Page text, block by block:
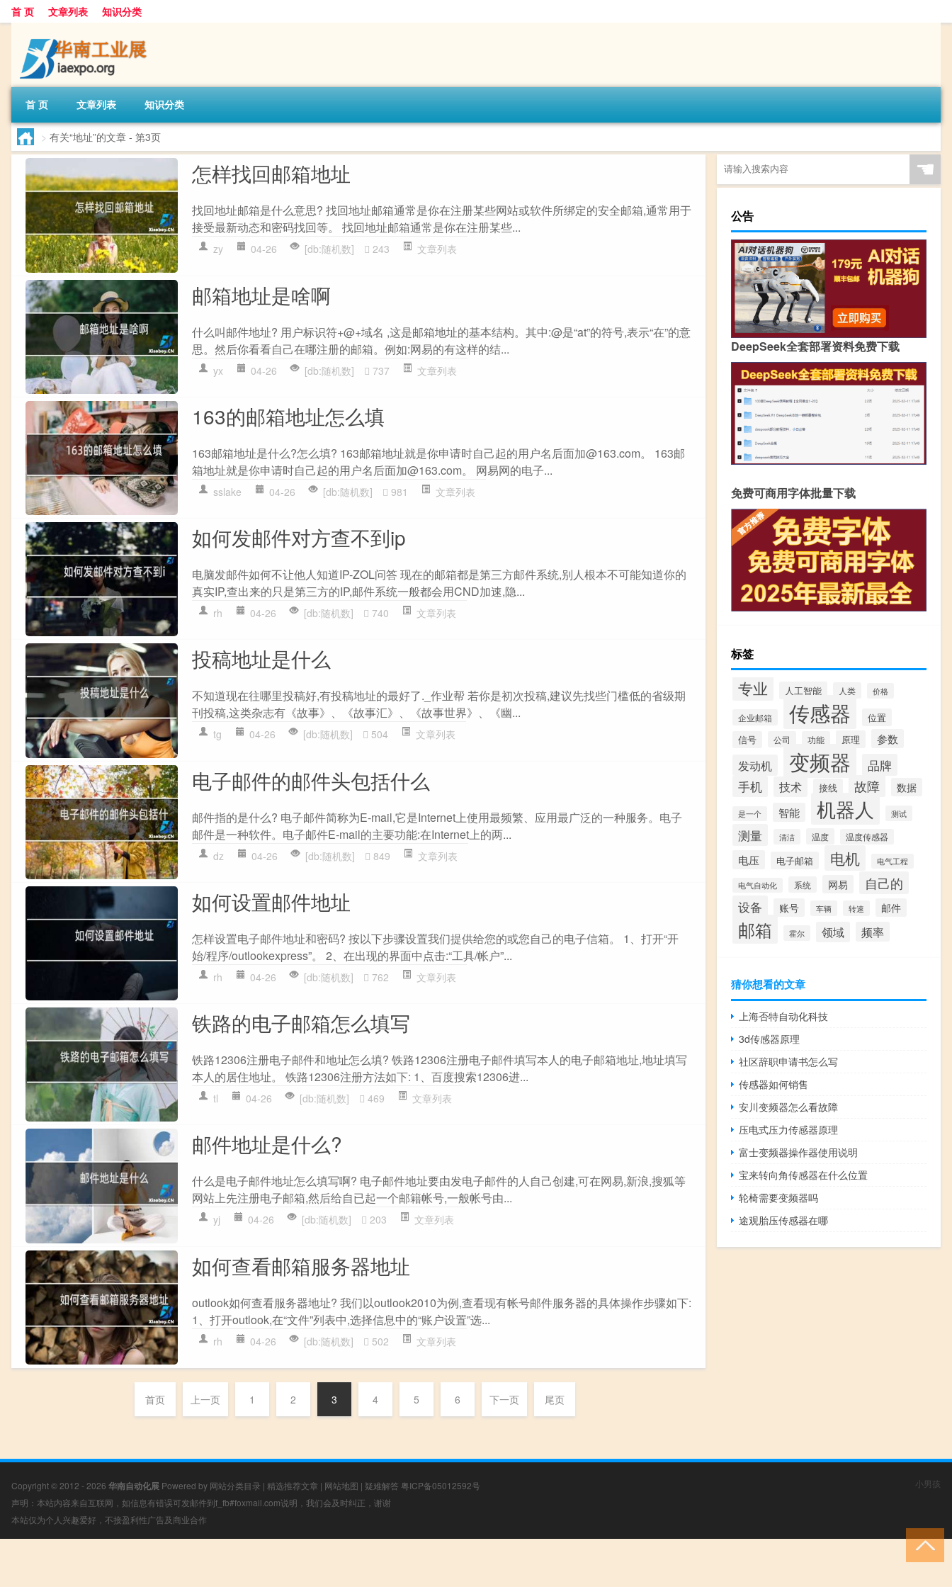
首 页 文章列表 知识分类
首 页 文章列表 知识分类
> 有关“地址”的文章 - 第3页
怎样找回邮箱地址
找回地址邮箱是什么意思? 找回地址邮箱通常是你在注册某些网站或软件所绑定的安全邮箱,通常用于
接受最新动态和密码找回等。 找回地址邮箱通常是你在注册某些...
zy 04-26 [db:随机数] 243 文章列表
邮箱地址是啥啊
什么叫邮件地址? 用户标识符+@+域名 ,这是邮箱地址的基本结构。其中:@是“at”的符号,表示“在”的意
思。然后你看看自己在哪注册的邮箱。例如:网易的有这样的结...
yx 04-26 [db:随机数] 737 文章列表
163的邮箱地址怎么填
163邮箱地址是什么?怎么填? 163邮箱地址就是你申请时自己起的用户名后面加@163.com。 163邮
箱地址就是你申请时自己起的用户名后面加@163.com。 网易网的电子...
sslake 04-26 [db:随机数] 981 文章列表
如何发邮件对方查不到ip
电脑发邮件如何不让他人知道IP-ZOL问答 现在的邮箱都是第三方邮件系统,别人根本不可能知道你的
真实IP,查出来的只是第三方的IP,邮件系统一般都会用CND加速,隐...
rh 04-26 [db:随机数] 740 文章列表
投稿地址是什么
不知道现在往哪里投稿好,有投稿地址的最好了._作业帮 若你是初次投稿,建议先找些门槛低的省级期
刊投稿,这类杂志有《故事》、《故事汇》、《故事世界》、《幽...
tg 04-26 [db:随机数] 504 文章列表
电子邮件的邮件头包括什么
邮件指的是什么? 电子邮件简称为E-mail,它是Internet上使用最频繁、应用最广泛的一种服务。电子
邮件是一种软件。电子邮件E-mail的主要功能:在Internet上的两...
dz 04-26 [db:随机数] 849 文章列表
如何设置邮件地址
怎样设置电子邮件地址和密码? 按以下步骤设置我们提供给您的或您自己的电子信箱。 1、打开“开
始/程序/outlookexpress”。 2、在出现的界面中点击:“工具/帐户”...
rh 04-26 [db:随机数] 762 文章列表
铁路的电子邮箱怎么填写
铁路12306注册电子邮件和地址怎么填? 铁路12306注册电子邮件填写本人的电子邮箱地址,地址填写
本人的居住地址。 铁路12306注册方法如下: 1、百度搜索12306进...
tl 04-26 [db:随机数] 469 文章列表
邮件地址是什么?
什么是电子邮件地址怎么填写啊? 电子邮件地址要由发电子邮件的人自己创建,可在网易,新浪,搜狐等
网站上先注册电子邮箱,然后给自已起一个邮籍帐号,一般帐号由...
yj 04-26 [db:随机数] 203 文章列表
如何查看邮箱服务器地址
outlook如何查看服务器地址? 我们以outlook2010为例,查看现有帐号邮件服务器的具体操作步骤如下:
1、打开outlook,在“文件”列表中,选择信息中的“账户设置”选...
rh 04-26 [db:随机数] 502 文章列表
首页 上一页 1 2 3 4 5 6 下一页 尾页
☚
公告
DeepSeek全套部署资料免费下载
免费可商用字体批量下载
标签
专业 人工智能 人类 价格
企业邮箱 传感器 位置
信号 公司 功能 原理 参数
发动机 变频器 品牌
手机 技术 接线 故障 数据
是一个 智能 机器人 测试
测量 清洁 温度 温度传感器
电压 电子邮箱 电机 电气工程
电气自动化 系统 网易 自己的
设备 账号 车辆 转速 邮件
邮箱 霍尔 领域 频率
猜你想看的文章
上海否特自动化科技
3d传感器原理
社区辞职申请书怎么写
传感器如何销售
安川变频器怎么看故障
压电式压力传感器原理
富士变频器操作器使用说明
宝来转向角传感器在什么位置
轮椅需要变频器吗
途观胎压传感器在哪
Copyright © 2012 - 2026 华南自动化展 Powered by 网站分类目录 | 精选推荐文章 | 网站地图 | 疑难解答 粤ICP备05012592号
声明：本站内容来自互联网，如信息有错误可发邮件到f_fb#foxmail.com说明，我们会及时纠正，谢谢
本站仅为个人兴趣爱好，不接盈利性广告及商业合作
小男孩